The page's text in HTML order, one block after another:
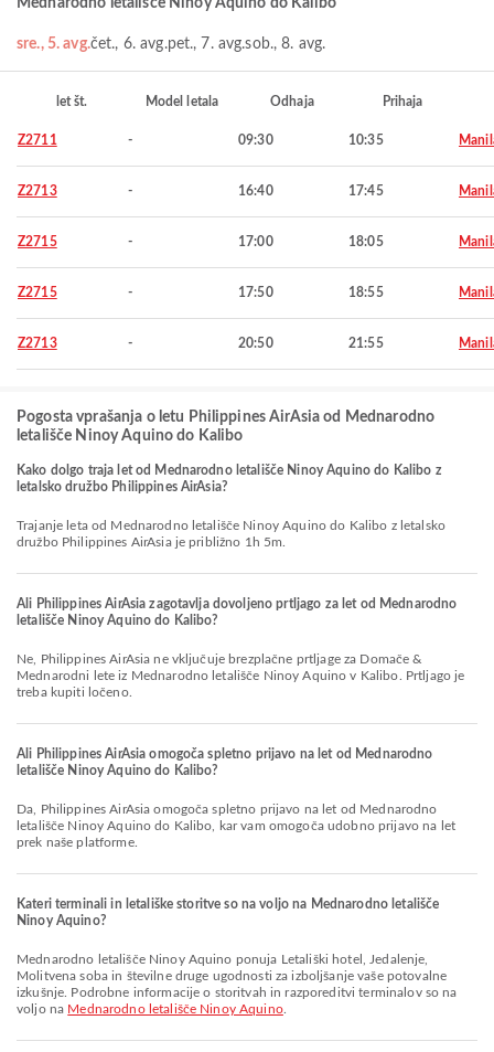
Mednarodno letališče Ninoy Aquino do Kalibo
sre., 5. avg.čet., 6. avg.pet., 7. avg.sob., 8. avg.
let št. Model letala Odhaja Prihaja
Z2711 - 09:30 10:35
Z2713 - 16:40 17:45
Z2715 - 17:00 18:05
Z2715 - 17:50 18:55
Z2713 - 20:50 21:55
Pogosta vprašanja o letu Philippines AirAsia od Mednarodno
letališče Ninoy Aquino do Kalibo
Kako dolgo traja let od Mednarodno letališče Ninoy Aquino do Kalibo z
letalsko družbo Philippines AirAsia?
Trajanje leta od Mednarodno letališče Ninoy Aquino do Kalibo z letalsko
družbo Philippines AirAsia je približno 1h 5m.
Ali Philippines AirAsia zagotavlja dovoljeno prtljago za let od Mednarodno
letališče Ninoy Aquino do Kalibo?
Ne, Philippines AirAsia ne vključuje brezplačne prtljage za Domače &
Mednarodni lete iz Mednarodno letališče Ninoy Aquino v Kalibo. Prtljago je
treba kupiti ločeno.
Ali Philippines AirAsia omogoča spletno prijavo na let od Mednarodno
letališče Ninoy Aquino do Kalibo?
Da, Philippines AirAsia omogoča spletno prijavo na let od Mednarodno
letališče Ninoy Aquino do Kalibo, kar vam omogoča udobno prijavo na let
prek naše platforme.
Kateri terminali in letališke storitve so na voljo na Mednarodno letališče
Ninoy Aquino?
Mednarodno letališče Ninoy Aquino ponuja Letališki hotel, Jedalenje,
Molitvena soba in številne druge ugodnosti za izboljšanje vaše potovalne
izkušnje. Podrobne informacije o storitvah in razporeditvi terminalov so na
voljo na Mednarodno letališče Ninoy Aquino.